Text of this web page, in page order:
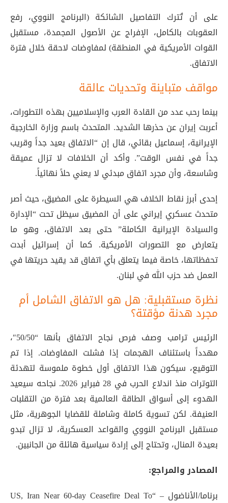
على أن تُترك التفاصيل الشائكة (البرنامج النووي، رفع
العقوبات بالكامل، الإفراج عن الأصول المجمدة، مستقبل
القوات الأمريكية في المنطقة) لمفاوضات لاحقة خلال فترة
الاتفاق.
مواقف متباينة وتحديات عالقة
بينما رحب عدد من القادة العرب والإسلاميين بهذه التطورات،
أعربت إيران عن حذرها الشديد. المتحدث باسم وزارة الخارجية
الإيرانية، إسماعيل بقائي، قال إن “الاتفاق بعيد جداً وقريب
جداً في نفس الوقت”. وأكد أن الخلافات لا تزال عميقة
وشاسعة، وأن مجرد اتفاق مبدئي لا يعني حلاً نهائياً.
إحدى أبرز نقاط الخلاف هي السيطرة على المضيق، حيث أصر
متحدث عسكري إيراني على أن المضيق سيظل تحت “الإدارة
والسيادة الإيرانية الكاملة” حتى بعد الاتفاق، وهو ما
يتعارض مع التصورات الأمريكية. كما أن إسرائيل أبدت
تحفظاتها، خاصة فيما يتعلق بأي اتفاق قد يقيد حريتها في
العمل ضد حزب الله في لبنان.
نظرة مستقبلية: هل هو الاتفاق الشامل أم
مجرد هدنة مؤقتة؟
الرئيس ترامب وصف فرص نجاح الاتفاق بأنها “50/50″،
مهدداً باستئناف الهجمات إذا فشلت المفاوضات. إذا تم
التوقيع، سيكون هذا الاتفاق أول خطوة ملموسة لتهدئة
التوترات منذ اندلاع الحرب في 28 فبراير 2026. نجاحه سيعيد
الهدوء إلى أسواق الطاقة العالمية بعد فترة من التقلبات
العنيفة. لكن تسوية كاملة وشاملة للقضايا الجوهرية، مثل
مستقبل البرنامج النووي والقواعد العسكرية، لا تزال تبدو
بعيدة المنال، وتحتاج إلى إرادة سياسية هائلة من الجانبين.
المصادر والمراجع:
برناما/الأناضول – “US, Iran Near 60-day Ceasefire Deal To